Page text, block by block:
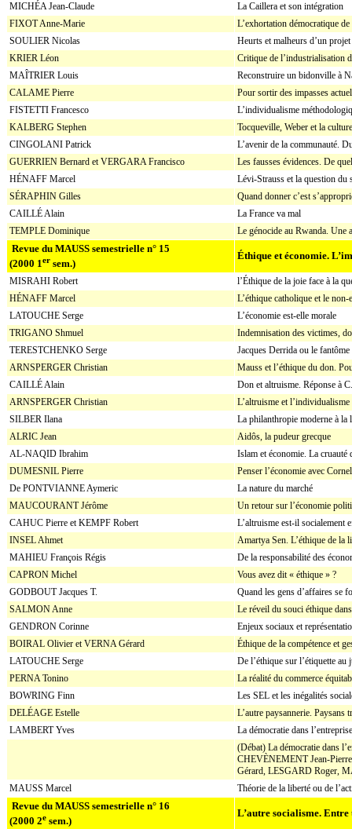
MICHÉA Jean-Claude
La Caillera et son intégration
FIXOT Anne-Marie
L’exhortation démocratique
SOULIER Nicolas
Heurts et malheurs d’un
KRIER Léon
Critique de l’industrialisation
MAÎTRIER Louis
Reconstruire un bidonville à
CALAME Pierre
Pour sortir des impasses
FISTETTI Francesco
L’individualisme
KALBERG Stephen
Tocqueville, Weber et la
CINGOLANI Patrick
L’avenir de la communauté.
GUERRIEN Bernard et VERGARA Francisco
Les fausses évidences. De
HÉNAFF Marcel
Lévi-Strauss et la question du
SÉRAPHIN Gilles
Quand donner c’est
CAILLÉ Alain
La France va mal
TEMPLE Dominique
Le génocide au Rwanda. Une
Revue du MAUSS semestrielle n° 15
(2000 1er sem.)
Éthique et économie.
MISRAHI Robert
l’Éthique de la joie face à la
HÉNAFF Marcel
L’éthique catholique et le
LATOUCHE Serge
L’économie est-elle morale
TRIGANO Shmuel
Indemnisation des victimes,
TERESTCHENKO Serge
Jacques Derrida ou le
ARNSPERGER Christian
Mauss et l’éthique du don.
CAILLÉ Alain
Don et altruisme. Réponse à
ARNSPERGER Christian
L’altruisme et
SILBER Ilana
La philanthropie moderne à la
ALRIC Jean
Aidôs, la pudeur grecque
AL-NAQID Ibrahim
Islam et économie. La cruauté
DUMESNIL Pierre
Penser l’économie avec
De PONTVIANNE Aymeric
La nature du marché
MAUCOURANT Jérôme
Un retour sur l’économie
CAHUC Pierre et KEMPF Robert
L’altruisme est-il socialement
INSEL Ahmet
Amartya Sen. L’éthique de la
MAHIEU François Régis
De la responsabilité des
CAPRON Michel
Vous avez dit « éthique » ?
GODBOUT Jacques T.
Quand les gens d’affaires se
SALMON Anne
Le réveil du souci éthique
GENDRON Corinne
Enjeux sociaux et
BOIRAL Olivier et VERNA Gérard
Éthique de la compétence et
LATOUCHE Serge
De l’éthique sur l’étiquette
PERNA Tonino
La réalité du commerce
BOWRING Finn
Les SEL et les inégalités
DELÉAGE Estelle
L’autre paysannerie. Paysans
LAMBERT Yves
La démocratie dans
(Débat) La démocratie dans
CHEVÈNEMENT Jean-
Gérard, LESGARD Roger,
MAUSS Marcel
Théorie de la liberté ou de
Revue du MAUSS semestrielle n° 16
(2000 2e sem.)
L’autre socialisme.